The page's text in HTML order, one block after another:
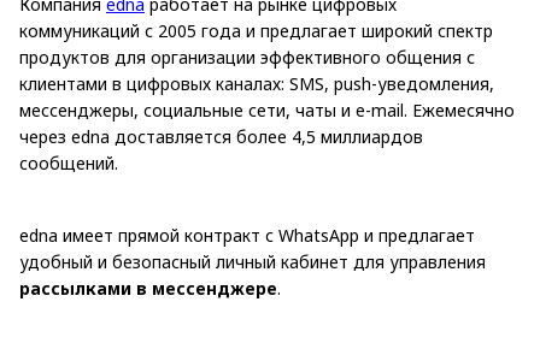
коммуникаций с 2005 года и предлагает широкий спектр
продуктов для организации эффективного общения с
клиентами в цифровых каналах: SMS, push-уведомления,
мессенджеры, социальные сети, чаты и e-mail. Ежемесячно
через edna доставляется более 4,5 миллиардов
сообщений.
edna имеет прямой контракт с WhatsApp и предлагает
удобный и безопасный личный кабинет для управления
рассылками в мессенджере.